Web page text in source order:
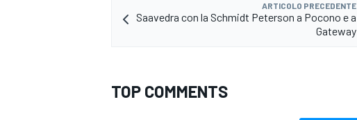
ARTICOLO PRECEDENTE
Saavedra con la Schmidt Peterson a Pocono e a
Gateway
TOP COMMENTS